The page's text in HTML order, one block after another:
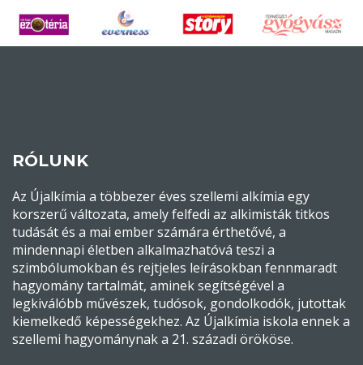
AJÁNDÉK tanítás: A SZOLÁRIS EMBER ÚTJA címmel.
TOVÁBB